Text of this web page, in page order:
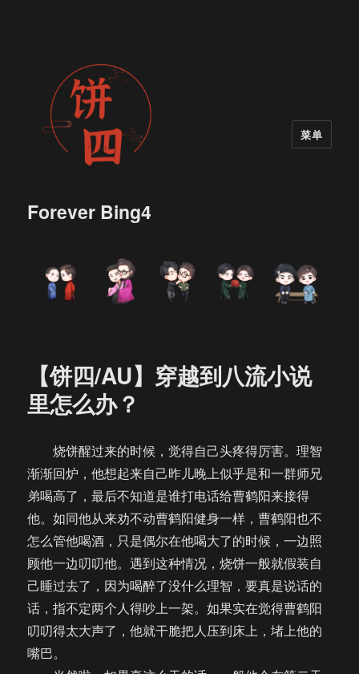
Forever Bing4
菜单
【饼四/AU】穿越到八流小说
里怎么办？
烧饼醒过来的时候，觉得自己头疼得厉害。理智
渐渐回炉，他想起来自己昨儿晚上似乎是和一群师兄
弟喝高了，最后不知道是谁打电话给曹鹤阳来接得
他。如同他从来劝不动曹鹤阳健身一样，曹鹤阳也不
怎么管他喝酒，只是偶尔在他喝大了的时候，一边照
顾他一边叨叨他。遇到这种情况，烧饼一般就假装自
己睡过去了，因为喝醉了没什么理智，要真是说话的
话，指不定两个人得吵上一架。如果实在觉得曹鹤阳
叨叨得太大声了，他就干脆把人压到床上，堵上他的
嘴巴。